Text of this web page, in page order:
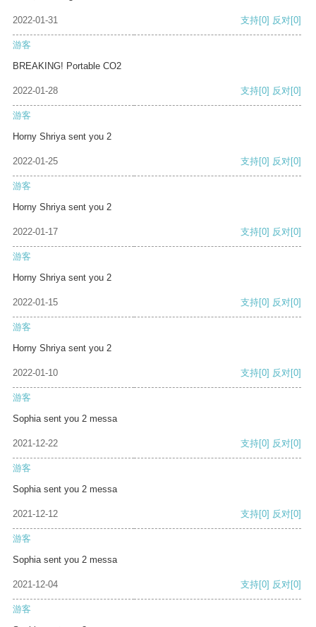
2022-01-31 支持[0] 反对[0]
游客
BREAKING! Portable CO2
2022-01-28 支持[0] 反对[0]
游客
Horny Shriya sent you 2
2022-01-25 支持[0] 反对[0]
游客
Horny Shriya sent you 2
2022-01-17 支持[0] 反对[0]
游客
Horny Shriya sent you 2
2022-01-15 支持[0] 反对[0]
游客
Horny Shriya sent you 2
2022-01-10 支持[0] 反对[0]
游客
Sophia sent you 2 messa
2021-12-22 支持[0] 反对[0]
游客
Sophia sent you 2 messa
2021-12-12 支持[0] 反对[0]
游客
Sophia sent you 2 messa
2021-12-04 支持[0] 反对[0]
游客